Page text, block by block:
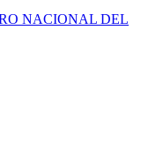
NACIONAL DEL